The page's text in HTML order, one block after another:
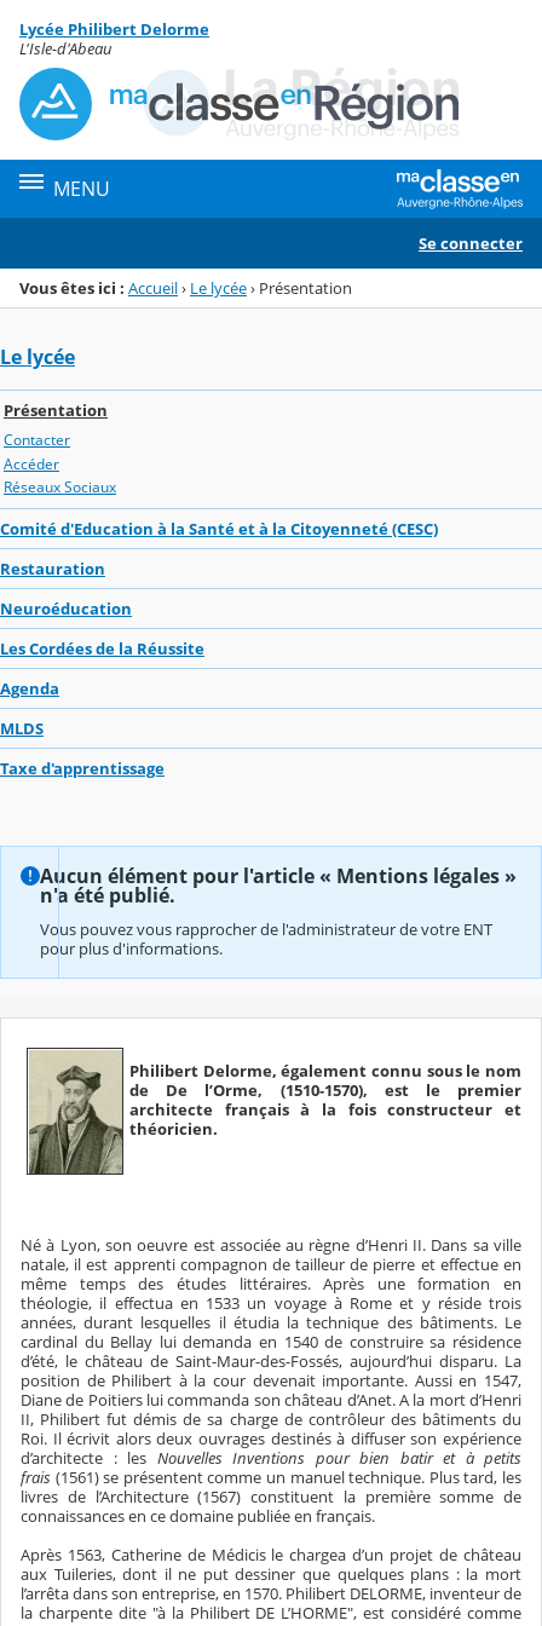
Menu de la rubrique
Contenu
Lycée Philibert Delorme
L'Isle-d'Abeau
MENU
Se connecter
Vous êtes ici : Accueil› Le lycée› Présentation
Le lycée
Présentation
Contacter
Accéder
Réseaux Sociaux
Comité d'Education à la Santé et à la Citoyenneté (CESC)
Restauration
Neuroéducation
Les Cordées de la Réussite
Agenda
MLDS
Taxe d'apprentissage
Aucun élément pour l'article « Mentions légales »
n'a été publié.
Vous pouvez vous rapprocher de l'administrateur de votre ENT
pour plus d'informations.
Philibert Delorme, également connu sous le nom
de De l’Orme, (1510-1570), est le premier
architecte français à la fois constructeur et
théoricien.
Né à Lyon, son oeuvre est associée au règne d’Henri II. Dans sa ville
natale, il est apprenti compagnon de tailleur de pierre et effectue en
même temps des études littéraires. Après une formation en
théologie, il effectua en 1533 un voyage à Rome et y réside trois
années, durant lesquelles il étudia la technique des bâtiments. Le
cardinal du Bellay lui demanda en 1540 de construire sa résidence
d’été, le château de Saint-Maur-des-Fossés, aujourd’hui disparu. La
position de Philibert à la cour devenait importante. Aussi en 1547,
Diane de Poitiers lui commanda son château d’Anet. A la mort d’Henri
II, Philibert fut démis de sa charge de contrôleur des bâtiments du
Roi. Il écrivit alors deux ouvrages destinés à diffuser son expérience
d’architecte : les Nouvelles Inventions pour bien batir et à petits
frais (1561) se présentent comme un manuel technique. Plus tard, les
livres de l’Architecture (1567) constituent la première somme de
connaissances en ce domaine publiée en français.
Après 1563, Catherine de Médicis le chargea d’un projet de château
aux Tuileries, dont il ne put dessiner que quelques plans : la mort
l’arrêta dans son entreprise, en 1570. Philibert DELORME, inventeur de
la charpente dite "à la Philibert DE L’HORME", est considéré comme